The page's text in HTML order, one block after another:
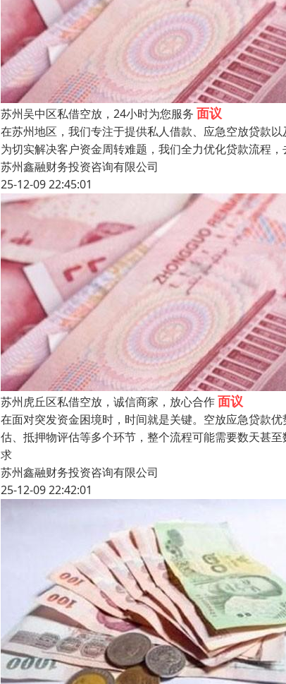
苏州吴中区私借空放，24小时为您服务 面议
在苏州地区，我们专注于提供私人借款、应急空放贷款
为切实解决客户资金周转难题，我们全力优化贷款流程
苏州鑫融财务投资咨询有限公司
25-12-09 22:45:01
苏州虎丘区私借空放，诚信商家，放心合作面议
在面对突发资金困境时，时间就是关键。空放应急贷款
估、抵押物评估等多个环节，整个流程可能需要数天甚
求
苏州鑫融财务投资咨询有限公司
25-12-09 22:42:01